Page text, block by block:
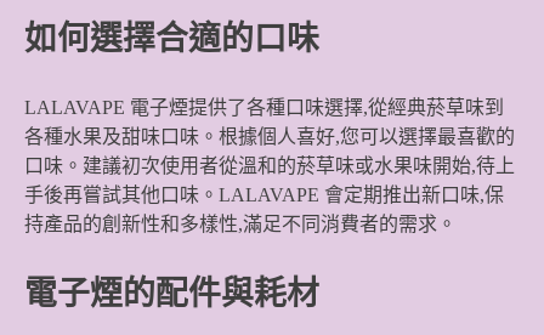
如何選擇合適的口味
LALAVAPE 電子煙提供了各種口味選擇,從經典菸草味到
各種水果及甜味口味。根據個人喜好,您可以選擇最喜歡的
口味。建議初次使用者從溫和的菸草味或水果味開始,待上
手後再嘗試其他口味。LALAVAPE 會定期推出新口味,保
持產品的創新性和多樣性,滿足不同消費者的需求。
電子煙的配件與耗材